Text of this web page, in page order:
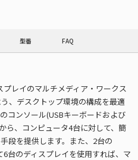
型番 FAQ
レイのマルチメディア・ワークス
、デスクトップ環境の構成を最適
コンソール(USBキーボードおよび
ら、コンピュータ4台に対して、簡
段を提供します。また、2台の
台のディスプレイを使用すれば、マ